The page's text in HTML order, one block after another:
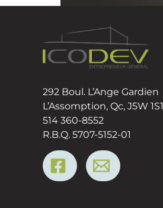
292 Boul. L’Ange Gardien
L’Assomption, Qc, J5W 1S1
514 360-8552
R.B.Q. 5707-5152-01